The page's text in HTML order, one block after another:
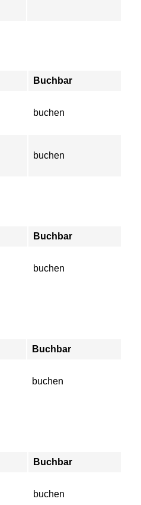
Buchbar
buchen
buchen
Buchbar
buchen
Buchbar
buchen
Buchbar
buchen